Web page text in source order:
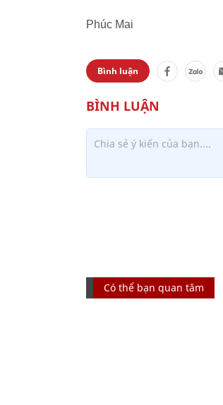
Phúc Mai
Bình luận
Có thể bạn quan tâm